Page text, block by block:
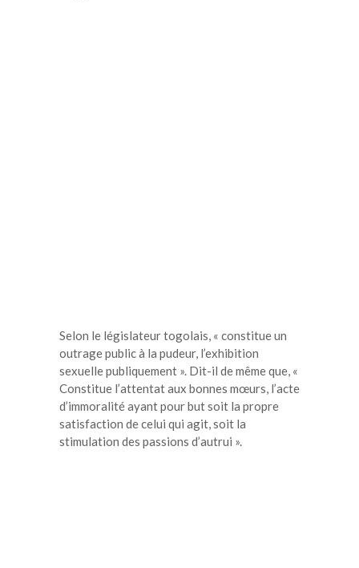
Selon le législateur togolais, « constitue un
outrage public à la pudeur, l’exhibition
sexuelle publiquement ». Dit-il de même que, «
Constitue l’attentat aux bonnes mœurs, l’acte
d’immoralité ayant pour but soit la propre
satisfaction de celui qui agit, soit la
stimulation des passions d’autrui ».